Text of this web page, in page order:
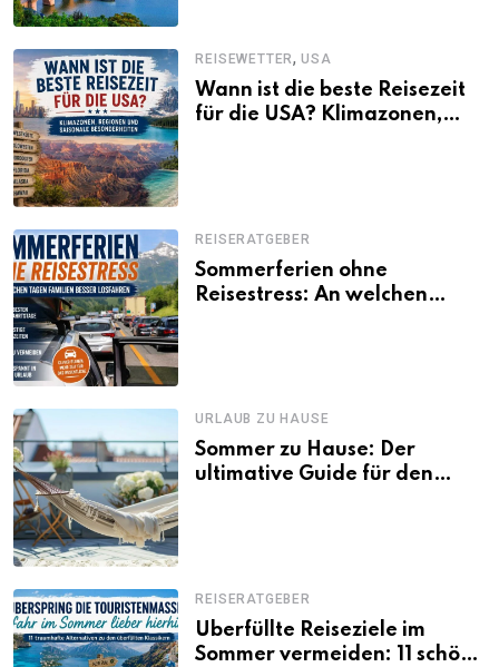
REISEWETTER,USA
Wann ist die beste Reisezeit
für die USA? Klimazonen,
REISERATGEBER
Sommerferien ohne
Reisestress: An welchen
URLAUB ZU HAUSE
Sommer zu Hause: Der
ultimative Guide für den
REISERATGEBER
Überfüllte Reiseziele im
Sommer vermeiden: 11 schöne